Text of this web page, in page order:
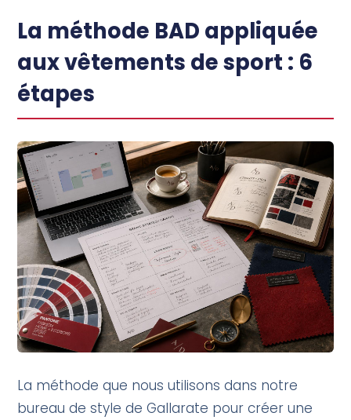
La méthode BAD appliquée
aux vêtements de sport : 6
étapes
La méthode que nous utilisons dans notre
bureau de style de Gallarate pour créer une